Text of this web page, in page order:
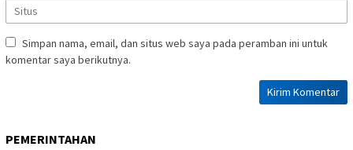
Simpan nama, email, dan situs web saya pada peramban ini untuk
komentar saya berikutnya.
PEMERINTAHAN